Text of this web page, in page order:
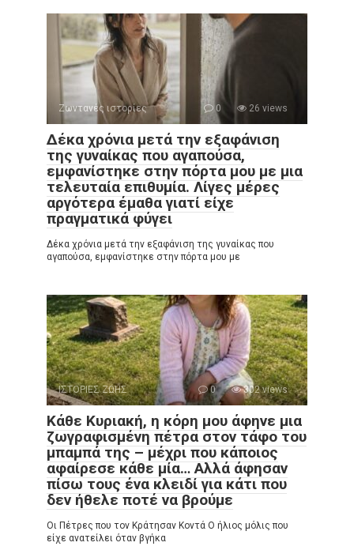
Ζωντανές ιστορίες 0 26 views
Δέκα χρόνια μετά την εξαφάνιση
της γυναίκας που αγαπούσα,
εμφανίστηκε στην πόρτα μου με μια
τελευταία επιθυμία. Λίγες μέρες
αργότερα έμαθα γιατί είχε
πραγματικά φύγει
Δέκα χρόνια μετά την εξαφάνιση της γυναίκας που
αγαπούσα, εμφανίστηκε στην πόρτα μου με
ΙΣΤΟΡΙΕΣ ΖΩΗΣ 0 302 views
Κάθε Κυριακή, η κόρη μου άφηνε μια
ζωγραφισμένη πέτρα στον τάφο του
μπαμπά της – μέχρι που κάποιος
αφαίρεσε κάθε μία… Αλλά άφησαν
πίσω τους ένα κλειδί για κάτι που
δεν ήθελε ποτέ να βρούμε
Οι Πέτρες που τον Κράτησαν Κοντά Ο ήλιος μόλις που
είχε ανατείλει όταν βγήκα